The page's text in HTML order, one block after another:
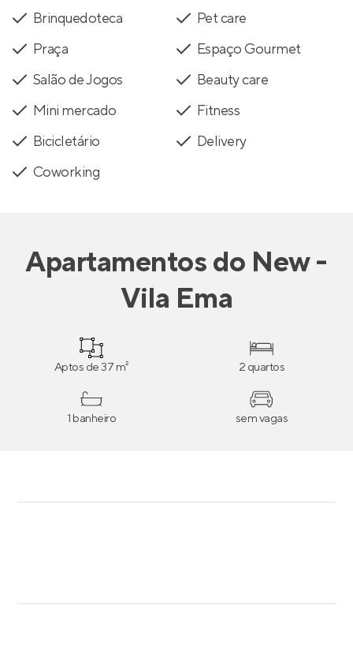
Brinquedoteca
Pet care
Praça
Espaço Gourmet
Salão de Jogos
Beauty care
Mini mercado
Fitness
Bicicletário
Delivery
Coworking
Apartamentosdo New -
Vila Ema
Aptos de 37 m² 2 quartos
1 banheiro sem vagas